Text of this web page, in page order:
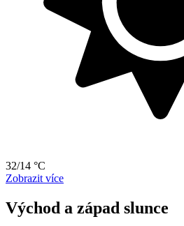
32/14 °C
Zobrazit více
Východ a západ slunce